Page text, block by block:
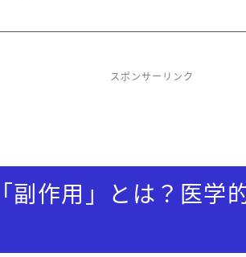
スポンサーリンク
副作用」とは？医学